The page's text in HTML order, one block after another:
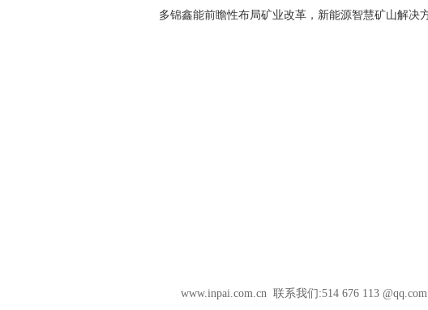
www.inpai.com.cn 联系我们:514 676 113 @qq.com